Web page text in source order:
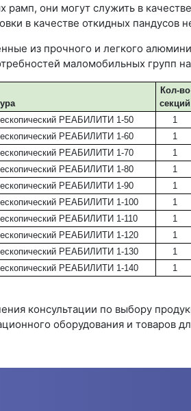
рамп, они могут служить в
в качестве откидных
из прочного и легкого
маломобильных групп
Кол-во
секций
РЕАБИЛИТИ 1-50
1
РЕАБИЛИТИ 1-60
1
РЕАБИЛИТИ 1-70
1
РЕАБИЛИТИ 1-80
1
РЕАБИЛИТИ 1-90
1
РЕАБИЛИТИ 1-100
1
РЕАБИЛИТИ 1-110
1
РЕАБИЛИТИ 1-120
1
РЕАБИЛИТИ 1-130
1
РЕАБИЛИТИ 1-140
1
консультации по выбору
оборудования и товаров